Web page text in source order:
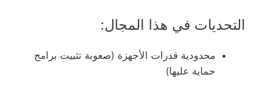
التحديات في هذا المجال:
محدودية قدرات الأجهزة (صعوبة تثبيت برامج
حماية عليها)